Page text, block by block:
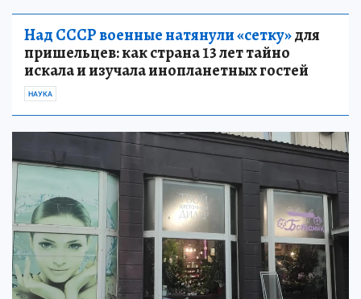
Над СССР военные натянули «сетку»для
пришельцев: как страна 13 лет тайно
искала и изучала инопланетных гостей
НАУКА